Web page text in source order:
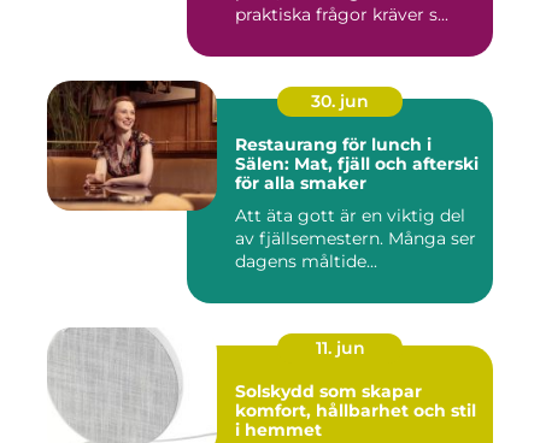
praktiska frågor kräver s...
30. jun
Restaurang för lunch i
Sälen: Mat, fjäll och afterski
för alla smaker
Att äta gott är en viktig del
av fjällsemestern. Många ser
dagens måltide...
11. jun
Solskydd som skapar
komfort, hållbarhet och stil
i hemmet